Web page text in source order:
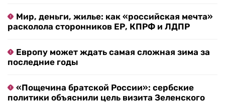
Мир, деньги, жилье: как «российская мечта»
расколола сторонников ЕР, КПРФ и ЛДПР
Европу может ждать самая сложная зима за
последние годы
«Пощечина братской России»: сербские
политики объяснили цель визита Зеленского